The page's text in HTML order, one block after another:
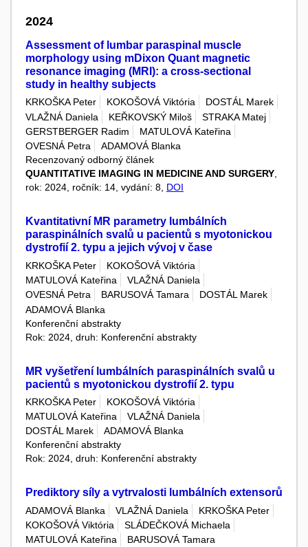
2024
Assessment of lumbar paraspinal muscle
morphology using mDixon Quant magnetic
resonance imaging (MRI): a cross-sectional
study in healthy subjects
KRKOŠKA Peter KOKOŠOVÁ Viktória
DOSTÁL Marek
VLAŽNÁ Daniela
KEŘKOVSKÝ Miloš
STRAKA Matej
GERSTBERGER Radim
MATULOVÁ Kateřina
OVESNÁ Petra
ADAMOVÁ Blanka
Recenzovaný odborný článek
QUANTITATIVE IMAGING IN MEDICINE AND SURGERY,
rok: 2024, ročník: 14, vydání: 8, DOI
Kvantitativní MR parametry lumbálních
paraspinálních svalů u pacientů s myotonickou
dystrofií 2. typu a jejich vývoj v čase
KRKOŠKA Peter
KOKOŠOVÁ Viktória
MATULOVÁ Kateřina
VLAŽNÁ Daniela
OVESNÁ Petra
BARUSOVÁ Tamara
DOSTÁL Marek
ADAMOVÁ Blanka
Konferenční abstrakty
Rok: 2024, druh: Konferenční abstrakty
MR vyšetření lumbálních paraspinálních svalů u
pacientů s myotonickou dystrofií 2. typu
KRKOŠKA Peter
KOKOŠOVÁ Viktória
MATULOVÁ Kateřina
VLAŽNÁ Daniela
DOSTÁL Marek
ADAMOVÁ Blanka
Konferenční abstrakty
Rok: 2024, druh: Konferenční abstrakty
Prediktory síly a vytrvalosti lumbálních extensorů
ADAMOVÁ Blanka VLAŽNÁ Daniela
KRKOŠKA Peter
KOKOŠOVÁ Viktória
SLÁDEČKOVÁ Michaela
MATULOVÁ Kateřina
BARUSOVÁ Tamara